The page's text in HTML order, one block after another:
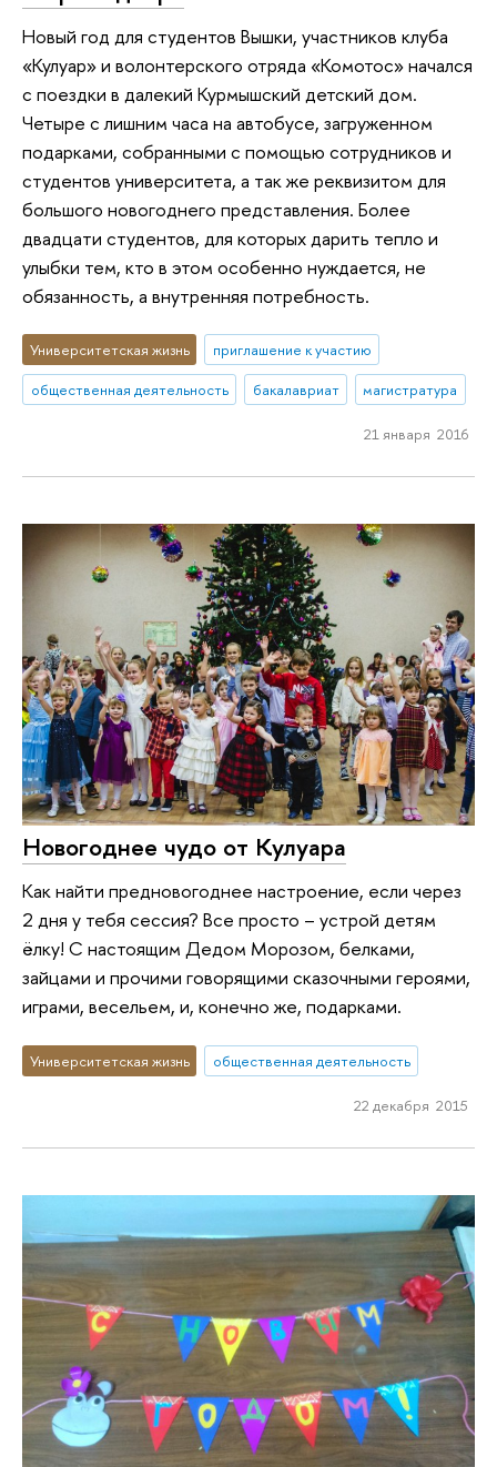
Новый год для студентов Вышки, участников клуба
«Кулуар» и волонтерского отряда «Комотос» начался
с поездки в далекий Курмышский детский дом.
Четыре с лишним часа на автобусе, загруженном
подарками, собранными с помощью сотрудников и
студентов университета, а так же реквизитом для
большого новогоднего представления. Более
двадцати студентов, для которых дарить тепло и
улыбки тем, кто в этом особенно нуждается, не
обязанность, а внутренняя потребность.
Университетская жизнь
приглашение к участию
общественная деятельность
бакалавриат магистратура
21 января 2016
Новогоднее чудо от Кулуара
Как найти предновогоднее настроение, если через
2 дня у тебя сессия? Все просто – устрой детям
ёлку! С настоящим Дедом Морозом, белками,
зайцами и прочими говорящими сказочными героями,
играми, весельем, и, конечно же, подарками.
Университетская жизнь общественная деятельность
22 декабря 2015